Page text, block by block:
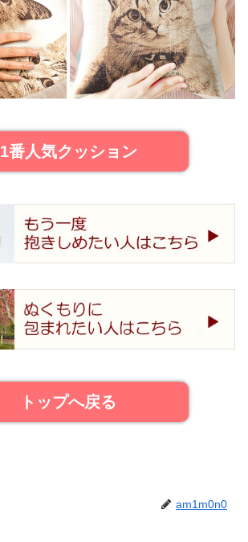
1番人気クッション
トップへ戻る
am1m0n0